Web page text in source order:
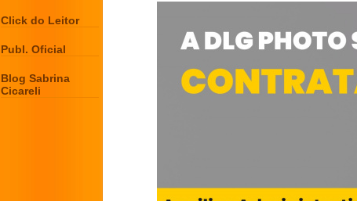
Click do Leitor
Publ. Oficial
Blog Sabrina
Cicareli